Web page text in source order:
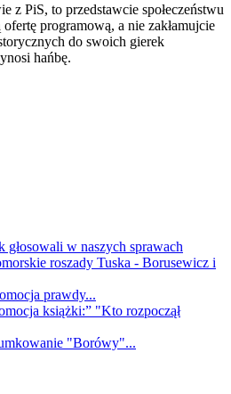
z PiS, to przedstawcie społeczeństwu
programową, a nie zakłamujcie
do swoich gierek
hańbę.
głosowali w naszych sprawach
roszady Tuska - Borusewicz i
prawdy...
książki:” "Kto rozpoczął
"Borówy"...